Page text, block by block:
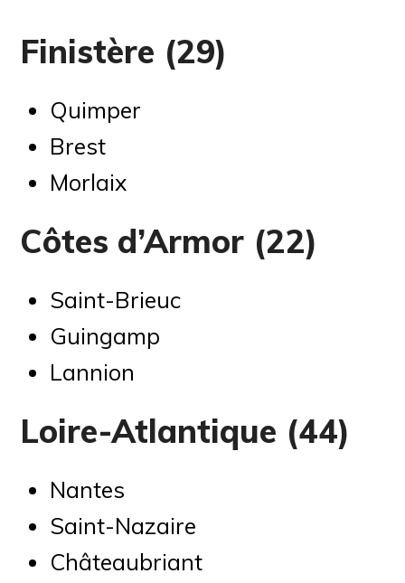
Finistère (29)
Quimper
Brest
Morlaix
Côtes d’Armor (22)
Saint-Brieuc
Guingamp
Lannion
Loire-Atlantique (44)
Nantes
Saint-Nazaire
Châteaubriant